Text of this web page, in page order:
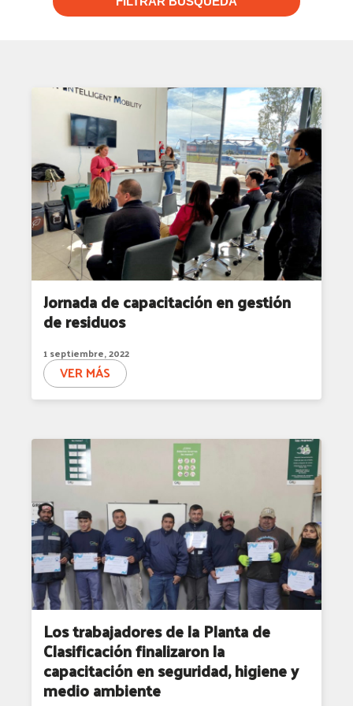
Jornada de capacitación en gestión
de residuos
1 septiembre, 2022
VER MÁS
Los trabajadores de la Planta de
Clasificación finalizaron la
capacitación en seguridad, higiene y
medio ambiente